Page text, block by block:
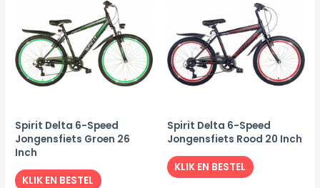
Spirit Delta 6-Speed
Jongensfiets Groen 26
Inch
KLIK EN BESTEL
Spirit Delta 6-Speed
Jongensfiets Rood 20 Inch
KLIK EN BESTEL